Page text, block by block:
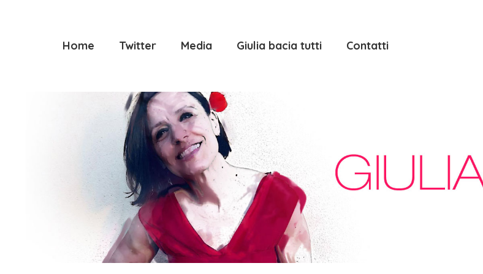
Home Twitter Media Giulia bacia tutti Contatti